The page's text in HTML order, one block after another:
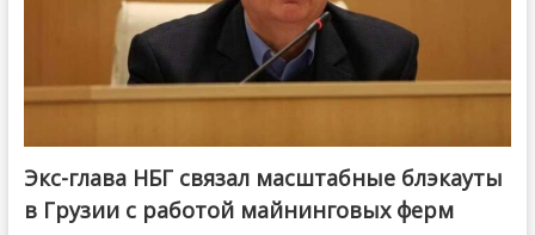
Экс-глава НБГ связал масштабные блэкауты
в Грузии с работой майнинговых ферм